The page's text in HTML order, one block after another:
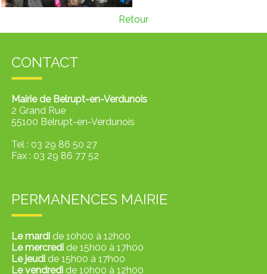
Retour
CONTACT
Mairie de Belrupt-en-Verdunois
2 Grand Rue
55100 Belrupt-en-Verdunois
Tel : 03 29 86 50 27
Fax : 03 29 86 77 52
PERMANENCES MAIRIE
Le mardide 10h00 à 12h00
Le mercredide 15h00 à 17h00
Le jeudide 15h00 à 17h00
Le vendredide 10h00 à 12h00